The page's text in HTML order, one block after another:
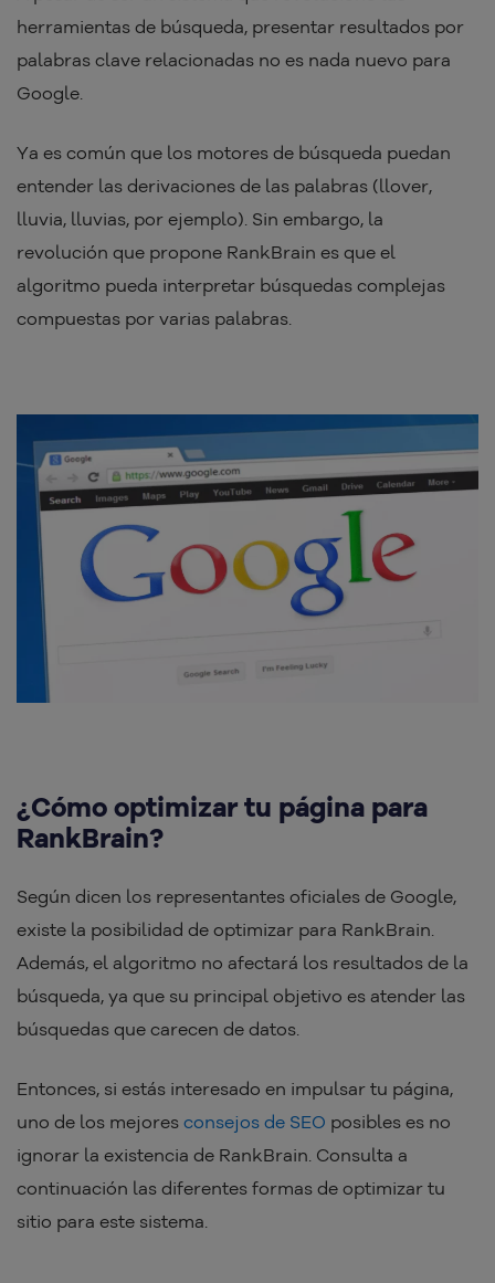
herramientas de búsqueda, presentar resultados por
palabras clave relacionadas no es nada nuevo para
Google.
Ya es común que los motores de búsqueda puedan
entender las derivaciones de las palabras (llover,
lluvia, lluvias, por ejemplo). Sin embargo, la
revolución que propone RankBrain es que el
algoritmo pueda interpretar búsquedas complejas
compuestas por varias palabras.
¿Cómo optimizar tu página para
RankBrain?
Según dicen los representantes oficiales de Google,
existe la posibilidad de optimizar para RankBrain.
Además, el algoritmo no afectará los resultados de la
búsqueda, ya que su principal objetivo es atender las
búsquedas que carecen de datos.
Entonces, si estás interesado en impulsar tu página,
uno de los mejores consejos de SEO posibles es no
ignorar la existencia de RankBrain. Consulta a
continuación las diferentes formas de optimizar tu
sitio para este sistema.